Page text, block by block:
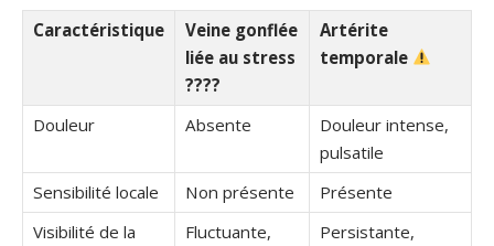
Caractéristique
Veine gonflée
liée au stress
????
Artérite
temporale
Douleur Absente
Douleur intense,
pulsatile
Sensibilité locale
Non présente
Présente
Visibilité de la
Fluctuante,
Persistante,